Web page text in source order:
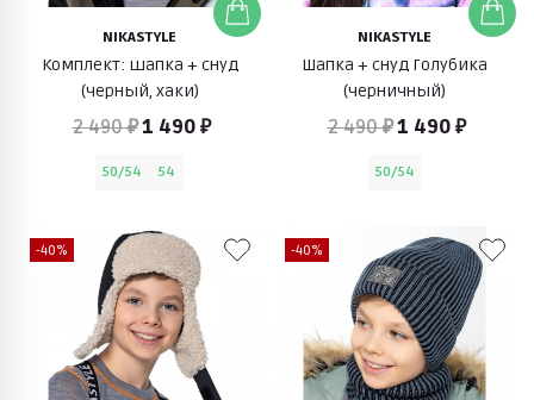
NIKASTYLE
Комплект: шапка + снуд
(черный, хаки)
2 490 ₽1 490 ₽
50/54 54
NIKASTYLE
Шапка + снуд Голубика
(черничный)
2 490 ₽1 490 ₽
50/54
-40% -40%